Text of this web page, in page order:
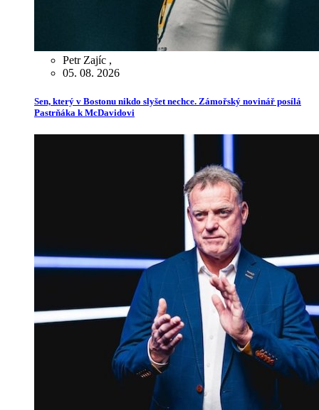
Petr Zajíc ,
05. 08. 2026
Sen, který v Bostonu nikdo slyšet nechce. Zámořský novinář posílá
Pastrňáka k McDavidovi